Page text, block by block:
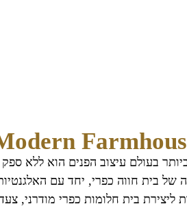
בית חווה כפרי, יחד עם האלגנטיות,
ליצירת בית חלומות כפרי מודרני,